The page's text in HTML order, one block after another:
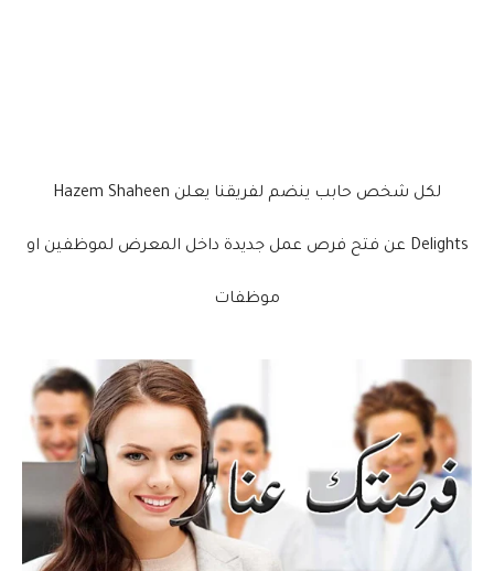
لكل شخص حابب ينضم لفريقنا يعلن Hazem Shaheen
Delights عن فتح فرص عمل جديدة داخل المعرض لموظفين او
موظفات